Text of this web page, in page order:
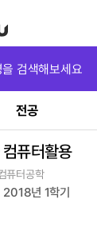
검색해보세요
전공
퓨터활용
퓨터공학
2018년 1학기